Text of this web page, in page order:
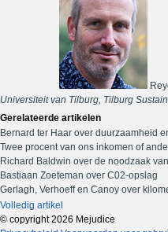
Universiteit van Tilburg, Tilburg
Gerelateerde artikelen
Bernard ter Haar over duurzaamheid
Twee procent van ons inkomen of
Richard Baldwin over de noodzaak
Bastiaan Zoeteman over C02-opslag
Gerlagh, Verhoeff en Canoy over
Volledig artikel
© copyright 2026 Mejudice